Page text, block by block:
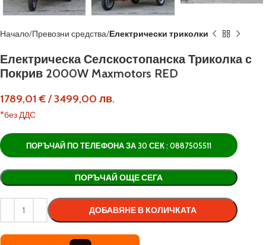
Начало Превозни средства Електрически триколки
Електрическа Селскостопанска Триколка с
Покрив 2000W Maxmotors RED
1789,01€/3499,00 лв.
*без ДДС
ПОРЪЧАЙ ПО ТЕЛЕФОНА ЗА 30 СЕК : 0887505511
ПОРЪЧАЙ ОЩЕ СЕГА
ДОБАВЯНЕ В КОЛИЧКАТА
Alternative: